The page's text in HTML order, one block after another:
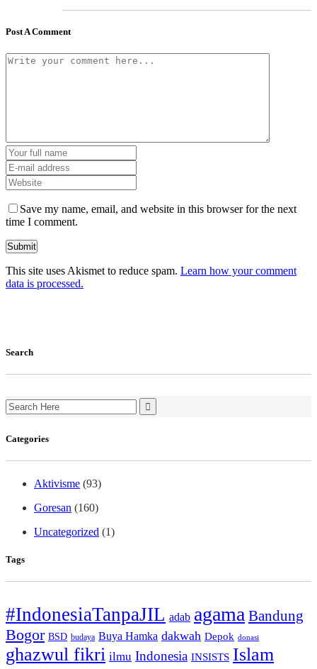
Post A Comment
Save my name, email, and website in this browser for the next
time I comment.
This site uses Akismet to reduce spam. Learn how your comment
data is processed.
Search
Search
for:
Categories
Aktivisme (93)
Goresan (160)
Uncategorized (1)
Tags
#IndonesiaTanpaJIL adab agama Bandung
Bogor BSD budaya Buya Hamka dakwah Depok donasi
ghazwul fikri ilmu Indonesia INSISTS Islam